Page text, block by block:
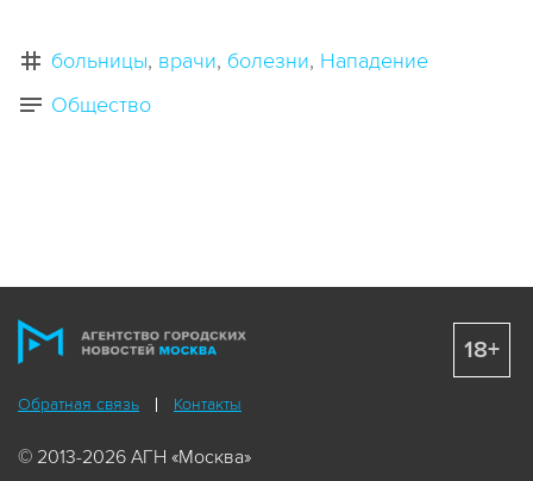
больницы врачи болезни Нападение
Общество
Обратная связь Контакты
© 2013-2026 АГН «Москва»
18+